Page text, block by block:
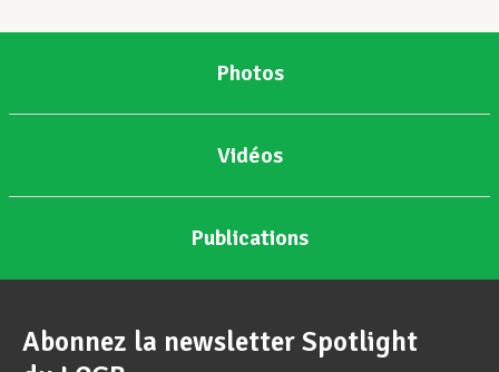
Photos
Vidéos
Publications
Abonnez la newsletter Spotlight